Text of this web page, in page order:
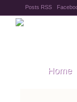
Posts RSS
Home